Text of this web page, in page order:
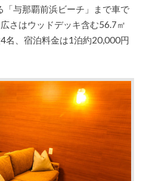
「与那覇前浜ビーチ」まで車で
さはウッドデッキ含む56.7㎡
名、宿泊料金は1泊約20,000円